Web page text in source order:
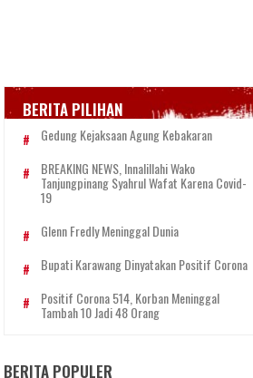
BERITA PILIHAN
Gedung Kejaksaan Agung Kebakaran
BREAKING NEWS, Innalillahi Wako
Tanjungpinang Syahrul Wafat Karena Covid-
19
Glenn Fredly Meninggal Dunia
Bupati Karawang Dinyatakan Positif Corona
Positif Corona 514, Korban Meninggal
Tambah 10 Jadi 48 Orang
BERITA POPULER